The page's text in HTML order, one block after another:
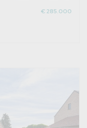
€ 285.000